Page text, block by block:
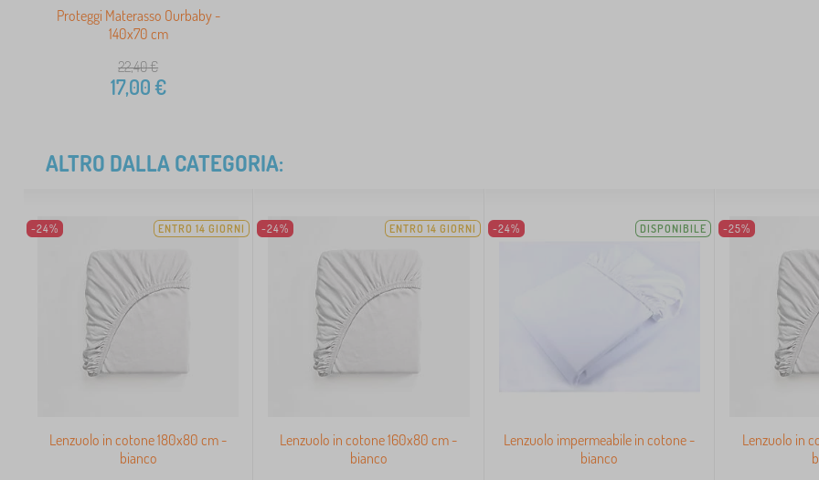
Proteggi Materasso Ourbaby -
140x70 cm
22,40€
17,00€
ALTRO DALLA CATEGORIA:
-24% ENTRO 14 GIORNI
Lenzuolo in cotone 180x80 cm -
bianco
-24% ENTRO 14 GIORNI
Lenzuolo in cotone 160x80 cm -
bianco
-24% DISPONIBILE
Lenzuolo impermeabile in cotone -
bianco
-25%
Lenzuolo in